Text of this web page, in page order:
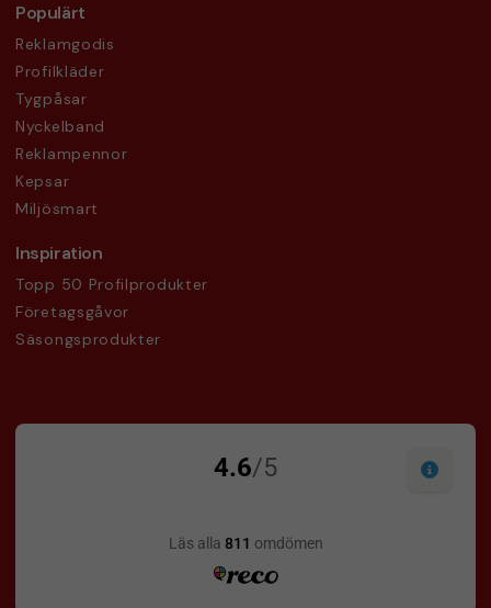
Populärt
Reklamgodis
Profilkläder
Tygpåsar
Nyckelband
Reklampennor
Kepsar
Miljösmart
Inspiration
Topp 50 Profilprodukter
Företagsgåvor
Säsongsprodukter